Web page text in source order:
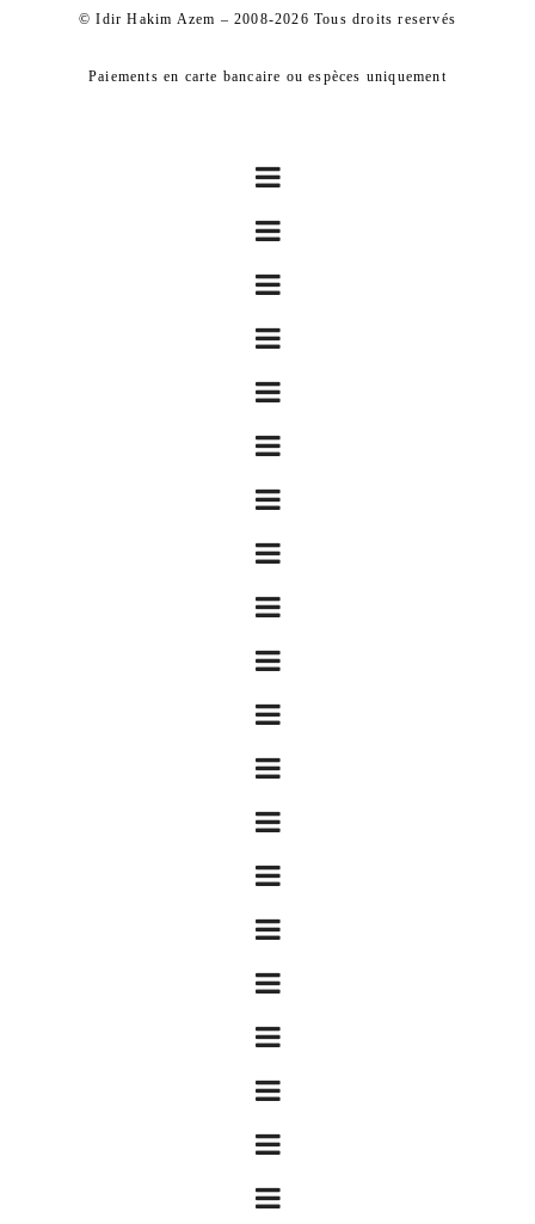
© Idir Hakim Azem – 2008-2026 Tous droits reservés
Paiements en carte bancaire ou espèces uniquement